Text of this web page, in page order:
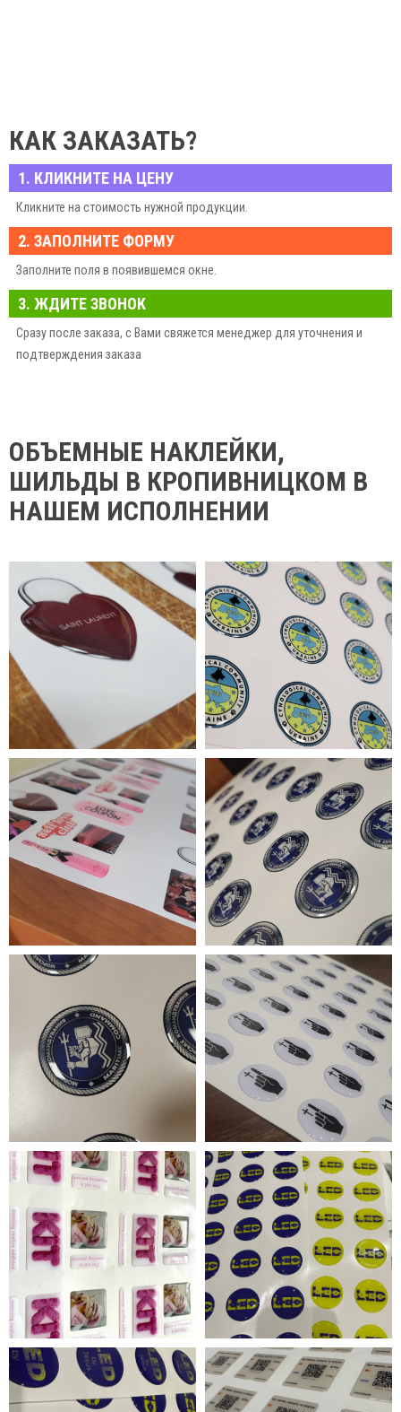
КАК ЗАКАЗАТЬ?
1. КЛИКНИТЕ НА ЦЕНУ
Кликните на стоимость нужной продукции.
2. ЗАПОЛНИТЕ ФОРМУ
Заполните поля в появившемся окне.
3. ЖДИТЕ ЗВОНОК
Сразу после заказа, с Вами свяжется менеджер для уточнения и
подтверждения заказа
ОБЪЕМНЫЕ НАКЛЕЙКИ,
ШИЛЬДЫ В КРОПИВНИЦКОМ В
НАШЕМ ИСПОЛНЕНИИ